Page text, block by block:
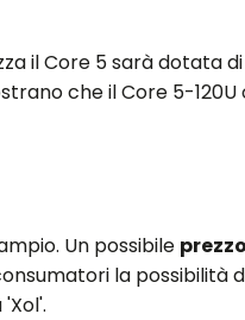
il Core 5 sarà dotata
che il Core 5-
Un possibile
la possibilità